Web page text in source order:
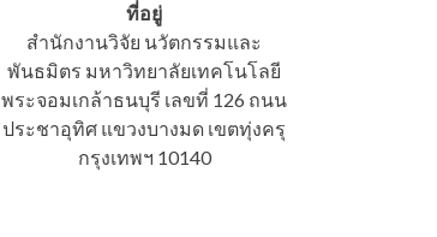
ที่อยู่
สำนักงานวิจัย นวัตกรรมและ
พันธมิตร มหาวิทยาลัยเทคโนโลยี
พระจอมเกล้าธนบุรี เลขที่ 126 ถนน
ประชาอุทิศ แขวงบางมด เขตทุ่งครุ
กรุงเทพฯ 10140